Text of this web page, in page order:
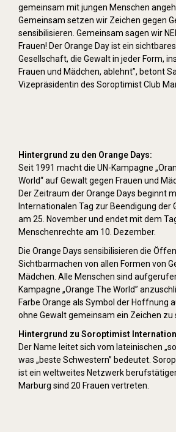
gemeinsam mit jungen Menschen
Gemeinsam setzen wir Zeichen gegen
sensibilisieren. Gemeinsam sagen wir
Frauen! Der Orange Day ist ein
Gesellschaft, die Gewalt in jeder Form,
Frauen und Mädchen, ablehnt”, betont
Vizepräsidentin des Soroptimist Club
Hintergrund zu den Orange Days:
Seit 1991 macht die UN-Kampagne
World“ auf Gewalt gegen Frauen und
Der Zeitraum der Orange Days beginnt
Internationalen Tag zur Beendigung der
am 25. November und endet mit dem
Menschenrechte am 10. Dezember.
Die Orange Days sensibilisieren die
Sichtbarmachen von allen Formen von
Mädchen. Alle Menschen sind
Kampagne „Orange The World”
Farbe Orange als Symbol der Hoffnung
ohne Gewalt gemeinsam ein Zeichen zu
Hintergrund zu Soroptimist
Der Name leitet sich vom lateinischen
was „beste Schwestern” bedeutet.
ist ein weltweites Netzwerk
Marburg sind 20 Frauen vertreten.